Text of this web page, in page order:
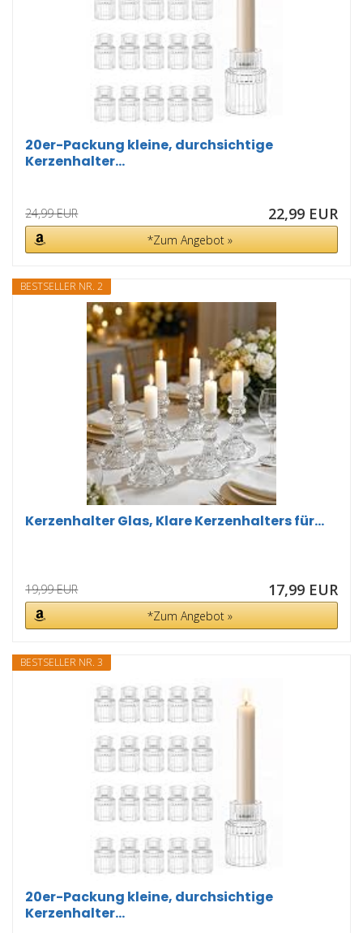
20er-Packung kleine, durchsichtige
Kerzenhalter...
24,99 EUR 22,99 EUR
*Zum Angebot »
BESTSELLER NR. 2
Kerzenhalter Glas, Klare Kerzenhalters für...
19,99 EUR 17,99 EUR
*Zum Angebot »
BESTSELLER NR. 3
20er-Packung kleine, durchsichtige
Kerzenhalter...